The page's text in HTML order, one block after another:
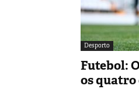
Desporto
Futebol:
os